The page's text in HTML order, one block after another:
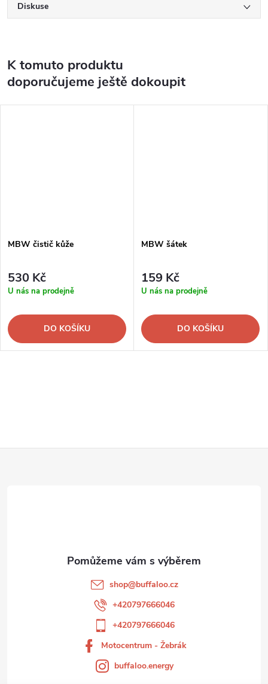
Diskuse
K tomuto produktu
doporučujeme ještě dokoupit
MBW čistič kůže
530 Kč
U nás na prodejně
DO KOŠÍKU
MBW šátek
159 Kč
U nás na prodejně
DO KOŠÍKU
shop@buffaloo.cz
+420797666046
+420797666046
Motocentrum - Žebrák
buffaloo.energy